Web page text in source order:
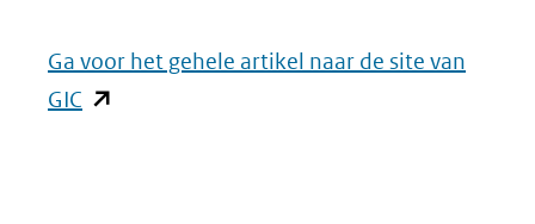
Ga voor het gehele artikel naar de site van
GIC (opent